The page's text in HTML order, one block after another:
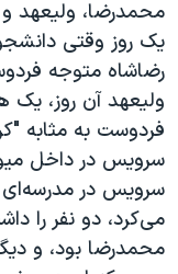
محمدرضا، ولیعهد
یک روز وقتی
رضاشاه متوجه
ولیعهد آن روز، یک
فردوست به مثابه
سرویس در داخل
سرویس در
می‌کرد، دو نفر
محمدرضا بود، و